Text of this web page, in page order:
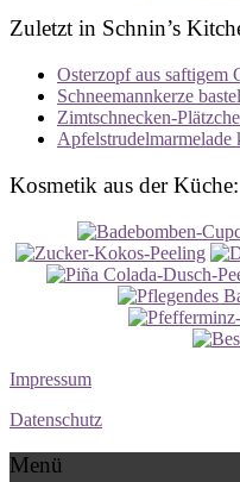
Zuletzt in Schnin’s
Osterzopf aus saftigem
Schneemannkerze
Zimtschnecken-
Apfelstrudelmarmelade
Kosmetik aus der Küche:
Impressum
Datenschutz
Menü